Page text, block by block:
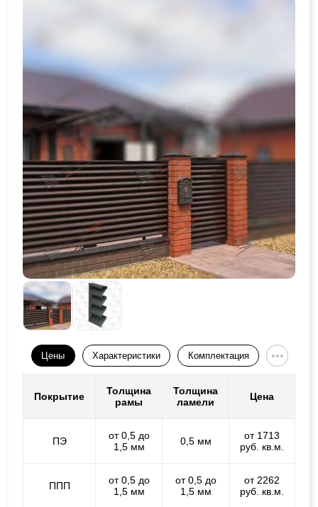
Цены Характеристики Комплектация
Покрытие
Толщина
рамы
Толщина
ламели
Цена
ПЭ
от 0,5 до
1,5 мм
0,5 мм
от 1713
руб. кв.м.
ППП
от 0,5 до
1,5 мм
от 0,5 до
1,5 мм
от 2262
руб. кв.м.